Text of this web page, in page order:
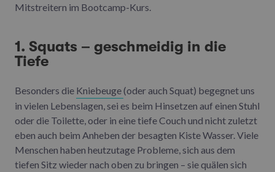
Mitstreitern im Bootcamp-Kurs.
1. Squats – geschmeidig in die
Tiefe
Besonders die Kniebeuge(oder auch Squat) begegnet uns
in vielen Lebenslagen, sei es beim Hinsetzen auf einen Stuhl
oder die Toilette, oder in eine tiefe Couch und nicht zuletzt
eben auch beim Anheben der besagten Kiste Wasser. Viele
Menschen haben heutzutage Probleme, sich aus dem
tiefen Sitz wieder nach oben zu bringen – sie quälen sich